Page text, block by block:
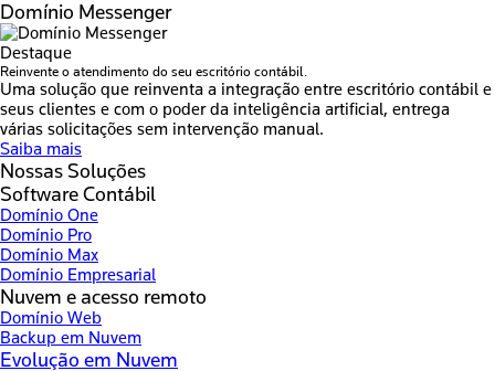
Domínio Messenger
Destaque
Reinvente o atendimento do seu escritório contábil.
Uma solução que reinventa a integração entre escritório contábil e
seus clientes e com o poder da inteligência artificial, entrega
várias solicitações sem intervenção manual.
Saiba mais
Nossas Soluções
Software Contábil
Domínio One
Domínio Pro
Domínio Max
Domínio Empresarial
Nuvem e acesso remoto
Domínio Web
Backup em Nuvem
Evolução em Nuvem